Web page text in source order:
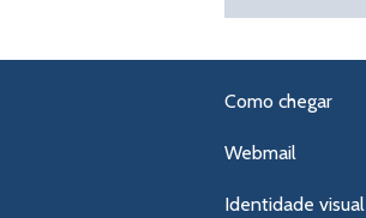
Como chegar
Webmail
Identidade visual